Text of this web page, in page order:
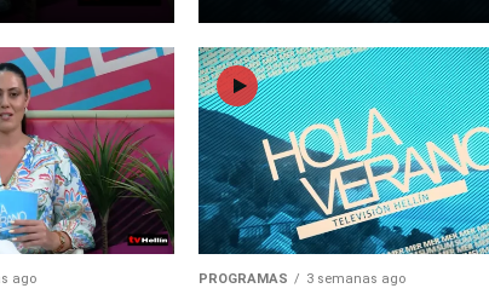
ago PROGRAMAS 3 semanas ago